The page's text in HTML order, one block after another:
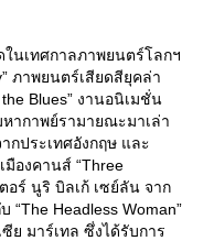
นเทศกาลภาพยนตร์โลกฯ
ภาพยนตร์เสียดสียุคล่า
Blues” งานอนิเมชั่น
ากาพย์รามายณะมาเล่า
กประเทศอังกฤษ และ
องคานส์ “Three
อร์ นูริ บิลเก้ เซย์ลัน จาก
“The Headless Woman”
ย มาร์เทล ซึ่งได้รับการ